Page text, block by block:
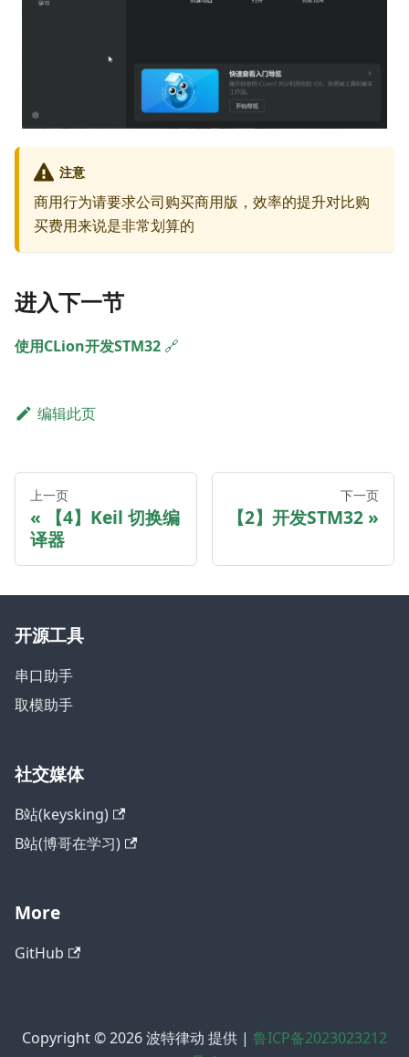
注意
商用行为请要求公司购买商用版，效率的提升对比购
买费用来说是非常划算的
进入下一节
使用CLion开发STM32 🔗
编辑此页
上一页
【4】Keil 切换编
译器
下一页
【2】开发STM32
开源工具
串口助手
取模助手
社交媒体
B站(keysking)
B站(博哥在学习)
More
GitHub
Copyright © 2026 波特律动 提供 | 鲁ICP备2023023212